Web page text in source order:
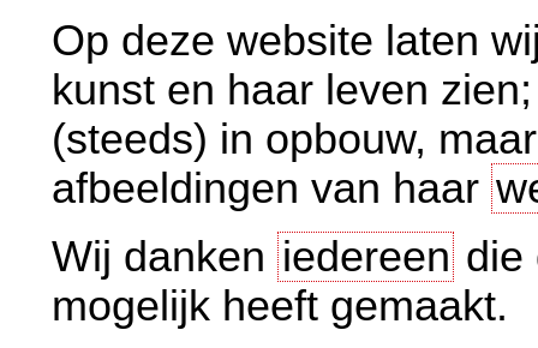
Op deze website laten
kunst en haar leven
(steeds) in opbouw,
afbeeldingen van haar
Wij danken iedereen die
mogelijk heeft gemaakt.